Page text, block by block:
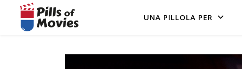
UNA PILLOLA PER